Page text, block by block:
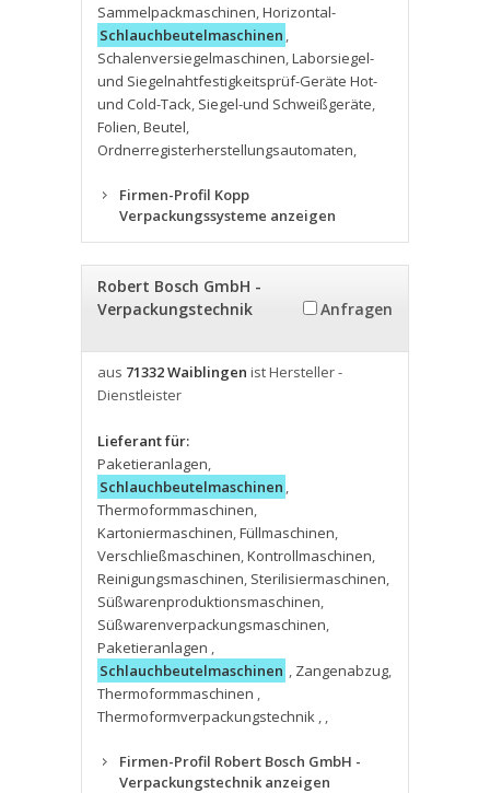
Sammelpackmaschinen,Horizontal-
Schlauchbeutelmaschinen ,
Schalenversiegelmaschinen,Laborsiegel-
und Siegelnahtfestigkeitsprüf-Geräte Hot-
und Cold-Tack, Siegel-und Schweißgeräte,
Folien,Beutel,
Ordnerregisterherstellungsautomaten,
Firmen-Profil Kopp
Verpackungssysteme anzeigen
Robert Bosch GmbH -
Verpackungstechnik
Anfragen
aus 71332 Waiblingen ist Hersteller -
Dienstleister
Lieferant für:
Paketieranlagen,
Schlauchbeutelmaschinen ,
Thermoformmaschinen,
Kartoniermaschinen,Füllmaschinen,
Verschließmaschinen,Kontrollmaschinen,
Reinigungsmaschinen, Sterilisiermaschinen,
Süßwarenproduktionsmaschinen,
Süßwarenverpackungsmaschinen,
Paketieranlagen ,
Schlauchbeutelmaschinen , Zangenabzug,
Thermoformmaschinen ,
Thermoformverpackungstechnik , ,
Firmen-Profil Robert Bosch GmbH -
Verpackungstechnik anzeigen